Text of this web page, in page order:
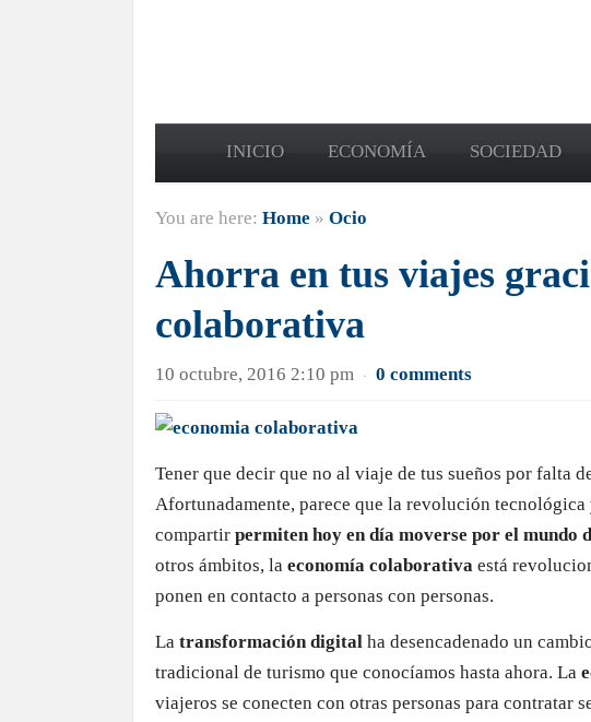
INICIO ECONOMÍA SOCIEDAD
You are here: Home » Ocio
Ahorra en tus viajes
colaborativa
10 octubre, 2016 2:10 pm · 0 comments
Tener que decir que no al viaje de tus sueños por falta
Afortunadamente, parece que la revolución
compartir permiten hoy en día moverse por el mundo
otros ámbitos, la economía colaborativa está
ponen en contacto a personas con personas.
La transformación digital ha desencadenado un
tradicional de turismo que conocíamos hasta ahora. La
viajeros se conecten con otras personas para contratar